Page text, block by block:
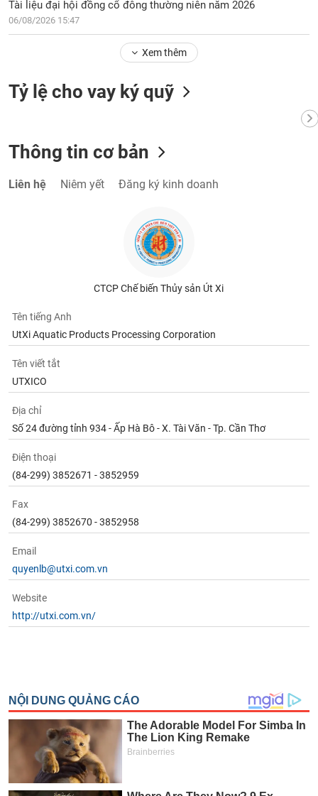
Tài liệu đại hội đồng cổ đông thường niên năm 2026
06/08/2026 15:47
Xem thêm
Tỷ lệ cho vay ký quỹ
Thông tin cơ bản
Liên hệ Niêm yết Đăng ký kinh doanh
CTCP Chế biến Thủy sản Út Xi
Tên tiếng Anh
UtXi Aquatic Products Processing Corporation
Tên viết tắt
UTXICO
Địa chỉ
Số 24 đường tỉnh 934 - Ấp Hà Bô - X. Tài Văn - Tp. Cần Thơ
Điện thoại
(84-299) 3852671 - 3852959
Fax
(84-299) 3852670 - 3852958
Email
quyenlb@utxi.com.vn
Website
http://utxi.com.vn/